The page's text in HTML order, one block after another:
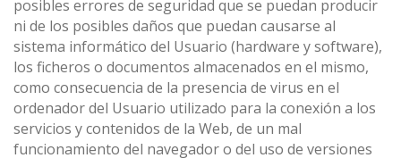
posibles errores de seguridad que se puedan producir
ni de los posibles daños que puedan causarse al
sistema informático del Usuario (hardware y software),
los ficheros o documentos almacenados en el mismo,
como consecuencia de la presencia de virus en el
ordenador del Usuario utilizado para la conexión a los
servicios y contenidos de la Web, de un mal
funcionamiento del navegador o del uso de versiones